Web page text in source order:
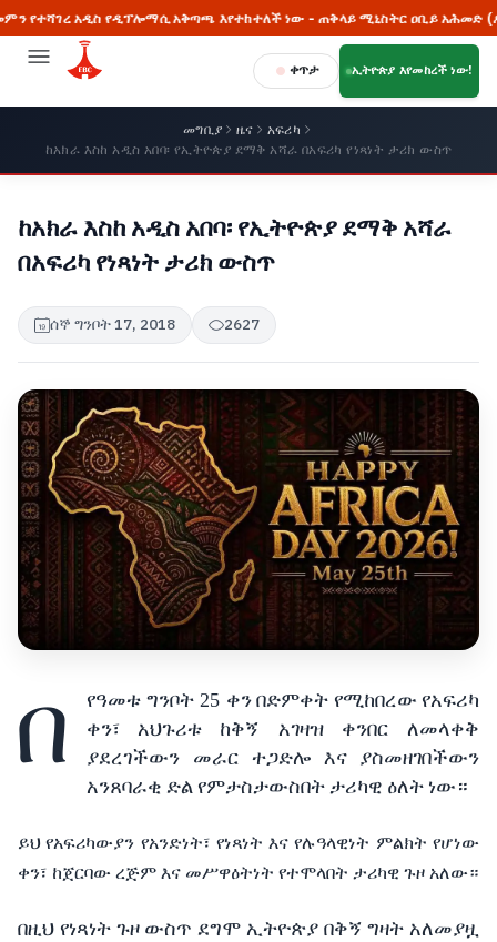
አዲስ የዲፕሎማሲ አቅጣጫ እየተከተለች ነው - ጠቅላይ ሚኒስትር ዐቢይ አሕመድ (ዶ/ር)
ቀጥታ ኢትዮጵያ እየመከረች ነው!
መግቢያ ዜና
አፍሪካ
ከአክራ እስከ አዲስ አበባ፡ የኢትዮጵያ ደማቅ አሻራ በአፍሪካ የነጻነት ታሪክ ውስጥ
ከአክራ እስከ አዲስ አበባ፡ የኢትዮጵያ ደማቅ አሻራ
በአፍሪካ የነጻነት ታሪክ ውስጥ
ሰኞ ግንቦት 17, 2018 2627
በ የዓመቱ ግንቦት25 ቀን በድምቀት የሚከበረው የአፍሪካ
ቀን፣
አህጉሪቱ ከቅኝ አገዛዝ ቀንበር
ለመላቀቅ
ያደረገችውን
መራር ተጋድሎ እና
ያስመዘገበችውን
አንጸባራቂ ድል የምታስታውስበት ታሪካዊ ዕለት ነው።
ይህ የአፍሪካውያን የአንድነት፣ የነጻነት እና የሉዓላዊነት ምልክት የሆነው
ቀን፣ ከጀርባው ረጅም እና መሥዋዕትነት የተሞላበት ታሪካዊ ጉዞ አለው።
በዚህ የነጻነት ጉዞ ውስጥ ደግሞ ኢትዮጵያ በቅኝ ግዛት አለመያዟ